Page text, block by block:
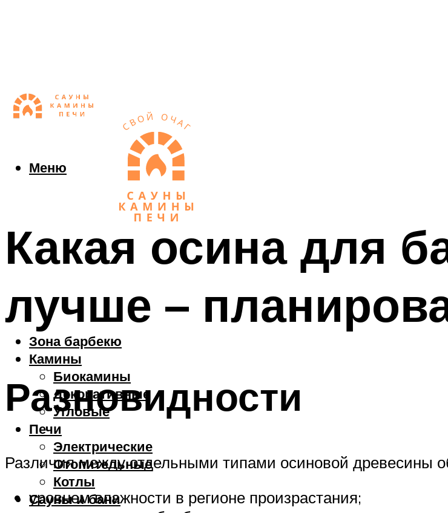
Зона барбекю
Камины
Биокамины
Декоративные
Угловые
Печи
Электрические
Отопительные
Котлы
Сауны и бани
Меню
Какая осина для
лучше –
Разновидности
Различия между отдельными типами осиновой древесины
уровнем влажности в регионе произрастания;